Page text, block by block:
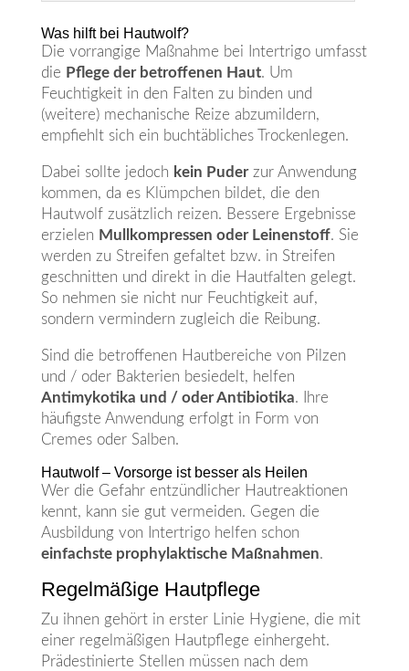
Was hilft bei Hautwolf?
Die vorrangige Maßnahme bei Intertrigo umfasst
die Pflege der betroffenen Haut. Um
Feuchtigkeit in den Falten zu binden und
(weitere) mechanische Reize abzumildern,
empfiehlt sich ein buchtäbliches Trockenlegen.
Dabei sollte jedoch kein Puderzur Anwendung
kommen, da es Klümpchen bildet, die den
Hautwolf zusätzlich reizen. Bessere Ergebnisse
erzielen Mullkompressen oder Leinenstoff. Sie
werden zu Streifen gefaltet bzw. in Streifen
geschnitten und direkt in die Hautfalten gelegt.
So nehmen sie nicht nur Feuchtigkeit auf,
sondern vermindern zugleich die Reibung.
Sind die betroffenen Hautbereiche von Pilzen
und / oder Bakterien besiedelt, helfen
Antimykotika und / oder Antibiotika. Ihre
häufigste Anwendung erfolgt in Form von
Cremes oder Salben.
Hautwolf – Vorsorge ist besser als Heilen
Wer die Gefahr entzündlicher Hautreaktionen
kennt, kann sie gut vermeiden. Gegen die
Ausbildung von Intertrigo helfen schon
einfachste prophylaktische Maßnahmen.
Regelmäßige Hautpflege
Zu ihnen gehört in erster Linie Hygiene, die mit
einer regelmäßigen Hautpflege einhergeht.
Prädestinierte Stellen müssen nach dem